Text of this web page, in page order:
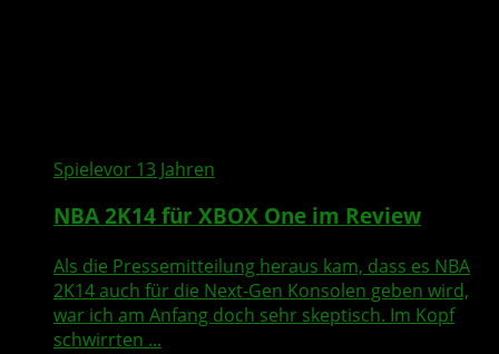
Spielevor 13 Jahren
NBA 2K14für XBOX One im Review
Als die Pressemitteilung heraus kam, dass es NBA
2K14 auch für die Next-Gen Konsolen geben wird,
war ich am Anfang doch sehr skeptisch. Im Kopf
schwirrten ...